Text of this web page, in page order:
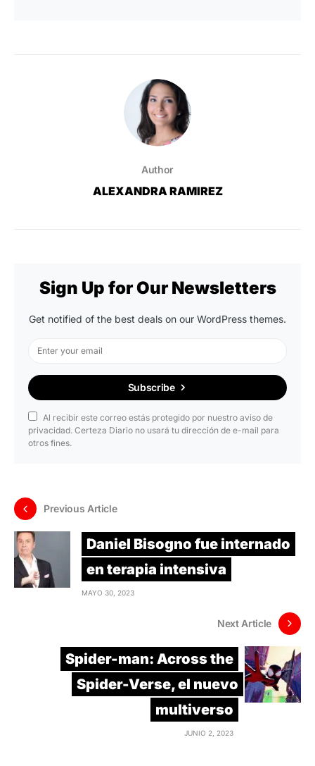
Author
ALEXANDRA RAMIREZ
Sign Up for Our Newsletters
Get notified of the best deals on our WordPress themes.
Subscribe
Al recibir este correo estás protegido por nuestro aviso de
privacidad. Certeza Diario no usará tu dirección de e-mail para
otros fines.
Previous Article
Daniel Bisogno fue internado
en terapia intensiva
MAYO 30, 2023
Next Article
Spider-man: Across the
Spider-Verse, el nuevo
multiverso
JUNIO 2, 2023